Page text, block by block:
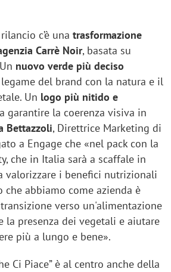
c’è una trasformazione
Carrè Noir, basata su
nuovo verde più deciso
del brand con la natura e il
Un logo più nitido e
garantire la coerenza visiva in
Bettazzoli, Direttrice Marketing di
a Engage che «nel pack con la
che in Italia sarà a scaffale in
valorizzare i benefici nutrizionali
abbiamo come azienda è
verso un'alimentazione
la presenza dei vegetali e aiutare
più a lungo e bene».
Ci Piace” è al centro anche della